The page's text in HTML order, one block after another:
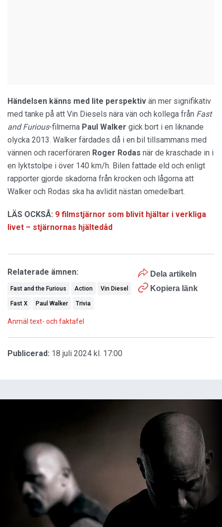
Händelsen känns med lite perspektiv än mer signifikativ
med tanke på att Vin Diesels nära vän och kollega från Fast
and Furious-filmerna Paul Walker gick bort i en liknande
olycka 2013. Walker färdades då i en bil tillsammans med
vännen och racerföraren Roger Rodas när de kraschade in i
en lyktstolpe i över 140 km/h. Bilen fattade eld och enligt
rapporter gjorde skadorna från krocken och lågorna att
Walker och Rodas ska ha avlidit nästan omedelbart.
LÄS OCKSÅ: 9 filmstjärnor som blivit hjältar i verkliga
livet – stjärnornas hjältedåd
Dela artikeln
Kopiera länk
Relaterade ämnen:
Fast and the Furious Action Vin Diesel
Fast X Paul Walker Trivia
Anmäl text- och faktafel
Publicerad: 18 juli 2024 kl. 17:00